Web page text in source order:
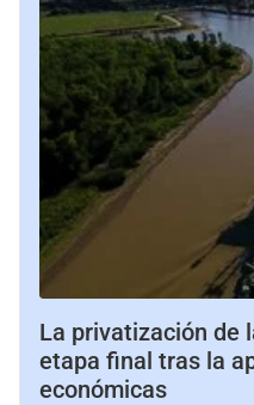
La privatización de
etapa final tras la
económicas